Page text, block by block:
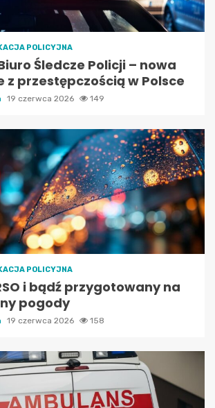
POLICYJNA
Śledcze Policji – nowa
z przestępczością w Polsce
19 czerwca 2026 149
POLICYJNA
i bądź przygotowany na
pogody
19 czerwca 2026 158